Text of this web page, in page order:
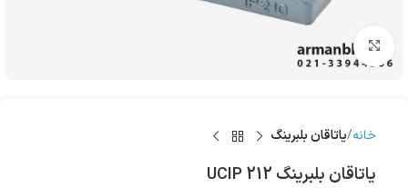
بزرگنمایی تصویر
خانه یاتاقان بلبرینگ
یاتاقان بلبرینگ UCIP 212